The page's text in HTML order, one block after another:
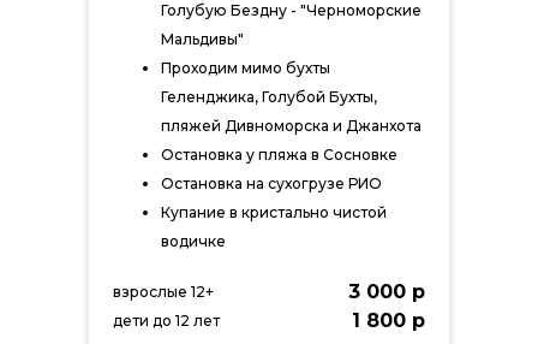
Голубую Бездну - "Черноморские
Мальдивы"
Проходим мимо бухты
Геленджика, Голубой Бухты,
пляжей Дивноморска и Джанхота
Остановка у пляжа в Сосновке
Остановка на сухогрузе РИО
Купание в кристально чистой
водичке
взрослые 12+
дети до 12 лет
3 000 р
1 800 р